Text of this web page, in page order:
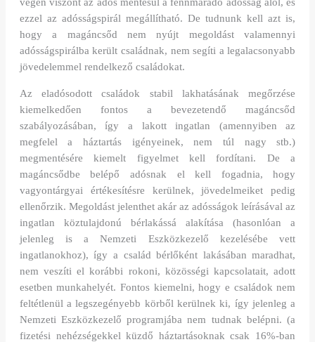
ezzel az adósságspirál megállítható. De tudnunk kell azt is,
hogy a magáncsőd nem nyújt megoldást valamennyi
adósságspirálba került családnak, nem segíti a legalacsonyabb
jövedelemmel rendelkező családokat.
Az eladósodott családok stabil lakhatásának megőrzése
kiemelkedően fontos a bevezetendő magáncsőd
szabályozásában, így a lakott ingatlan (amennyiben az
megfelel a háztartás igényeinek, nem túl nagy stb.)
megmentésére kiemelt figyelmet kell fordítani. De a
magáncsődbe belépő adósnak el kell fogadnia, hogy
vagyontárgyai értékesítésre kerülnek, jövedelmeiket pedig
ellenőrzik. Megoldást jelenthet akár az adósságok leírásával az
ingatlan köztulajdonú bérlakássá alakítása (hasonlóan a
jelenleg is a Nemzeti Eszközkezelő kezelésébe vett
ingatlanokhoz), így a család bérlőként lakásában maradhat,
nem veszíti el korábbi rokoni, közösségi kapcsolatait, adott
esetben munkahelyét. Fontos kiemelni, hogy e családok nem
feltétlenül a legszegényebb körből kerülnek ki, így jelenleg a
Nemzeti Eszközkezelő programjába nem tudnak belépni. (a
fizetési nehézségekkel küzdő háztartásoknak csak 16%-ban